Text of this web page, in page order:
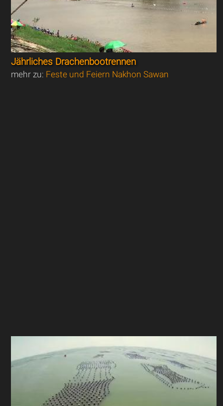
Jährliches Drachenbootrennen
mehr zu: Feste und Feiern Nakhon Sawan